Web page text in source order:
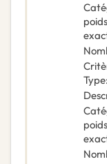
poids
Type:
poids